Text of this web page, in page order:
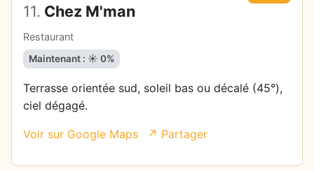
11. Chez M'man
Restaurant
Maintenant : ☀️ 0%
Terrasse orientée sud, soleil bas ou décalé (45°),
ciel dégagé.
Voir sur Google Maps ↗ Partager